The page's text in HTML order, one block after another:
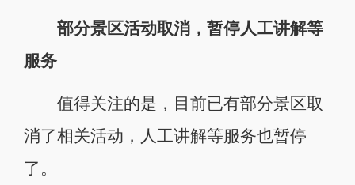
部分景区活动取消，暂停人工讲解等
服务
值得关注的是，目前已有部分景区取
消了相关活动，人工讲解等服务也暂停
了。